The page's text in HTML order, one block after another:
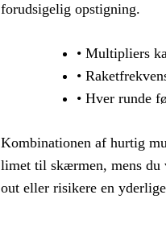
forudsigelig opstigning.
• Multipliers
•
• Hver runde
Kombinationen af hurtig
limet til skærmen, mens du
out eller risikere en